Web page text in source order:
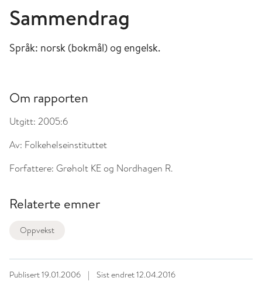
Sammendrag
Språk: norsk (bokmål) og engelsk.
Om rapporten
Utgitt: 2005:6
Av: Folkehelseinstituttet
Forfattere: Grøholt KE og Nordhagen R.
Relaterte emner
Oppvekst
Publisert19.01.2006 | Sist endret12.04.2016